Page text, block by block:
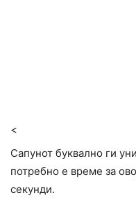
<
Сапунот буквално ги
потребно е време за
секунди.